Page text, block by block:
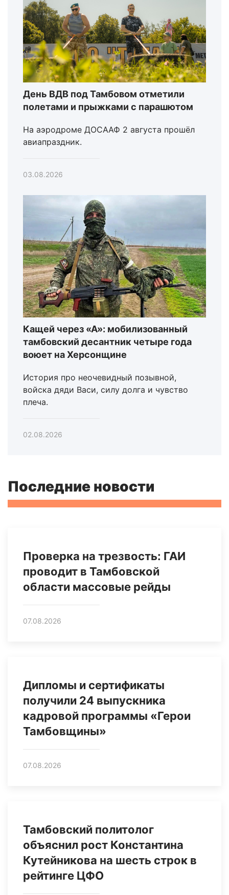
День ВДВ под Тамбовом отметили
полетами и прыжками с парашютом
На аэродроме ДОСААФ 2 августа прошёл
авиапраздник.
03.08.2026
Кащей через «А»: мобилизованный
тамбовский десантник четыре года
воюет на Херсонщине
История про неочевидный позывной,
войска дяди Васи, силу долга и чувство
плеча.
02.08.2026
Последние новости
Проверка на трезвость: ГАИ
проводит в Тамбовской
области массовые рейды
07.08.2026
Дипломы и сертификаты
получили 24 выпускника
кадровой программы «Герои
Тамбовщины»
07.08.2026
Тамбовский политолог
объяснил рост Константина
Кутейникова на шесть строк в
рейтинге ЦФО